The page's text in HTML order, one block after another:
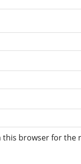
this browser for the